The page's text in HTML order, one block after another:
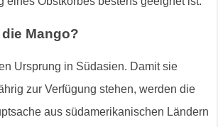
Mango?
Ursprung in Südasien. Damit sie
zur Verfügung stehen, werden die
aus südamerikanischen Ländern